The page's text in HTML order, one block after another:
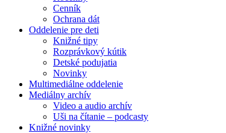
Cenník
Ochrana dát
Oddelenie pre deti
Knižné tipy
Rozprávkový kútik
Detské podujatia
Novinky
Multimediálne oddelenie
Mediálny archív
Video a audio archív
Uši na čítanie – podcasty
Knižné novinky